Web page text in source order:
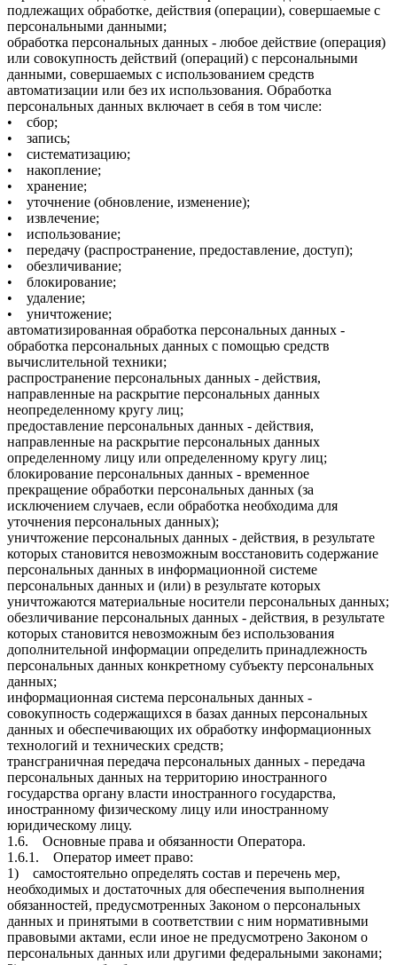
подлежащих обработке, действия (операции), совершаемые с
персональными данными;
обработка персональных данных - любое действие (операция)
или совокупность действий (операций) с персональными
данными, совершаемых с использованием средств
автоматизации или без их использования. Обработка
персональных данных включает в себя в том числе:
• сбор;
• запись;
• систематизацию;
• накопление;
• хранение;
• уточнение (обновление, изменение);
• извлечение;
• использование;
• передачу (распространение, предоставление, доступ);
• обезличивание;
• блокирование;
• удаление;
• уничтожение;
автоматизированная обработка персональных данных -
обработка персональных данных с помощью средств
вычислительной техники;
распространение персональных данных - действия,
направленные на раскрытие персональных данных
неопределенному кругу лиц;
предоставление персональных данных - действия,
направленные на раскрытие персональных данных
определенному лицу или определенному кругу лиц;
блокирование персональных данных - временное
прекращение обработки персональных данных (за
исключением случаев, если обработка необходима для
уточнения персональных данных);
уничтожение персональных данных - действия, в результате
которых становится невозможным восстановить содержание
персональных данных в информационной системе
персональных данных и (или) в результате которых
уничтожаются материальные носители персональных данных;
обезличивание персональных данных - действия, в результате
которых становится невозможным без использования
дополнительной информации определить принадлежность
персональных данных конкретному субъекту персональных
данных;
информационная система персональных данных -
совокупность содержащихся в базах данных персональных
данных и обеспечивающих их обработку информационных
технологий и технических средств;
трансграничная передача персональных данных - передача
персональных данных на территорию иностранного
государства органу власти иностранного государства,
иностранному физическому лицу или иностранному
юридическому лицу.
1.6. Основные права и обязанности Оператора.
1.6.1. Оператор имеет право:
1) самостоятельно определять состав и перечень мер,
необходимых и достаточных для обеспечения выполнения
обязанностей, предусмотренных Законом о персональных
данных и принятыми в соответствии с ним нормативными
правовыми актами, если иное не предусмотрено Законом о
персональных данных или другими федеральными законами;